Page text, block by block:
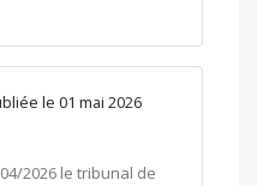
le 01 mai 2026
2026 le tribunal de